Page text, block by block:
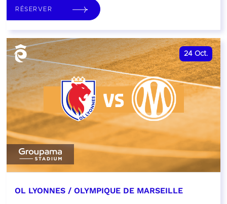
RÉSERVER
24 Oct.
OL LYONNES / OLYMPIQUE DE MARSEILLE